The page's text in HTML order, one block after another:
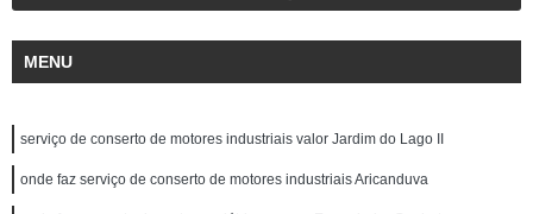
MENU
serviço de conserto de motores industriais valor Jardim do Lago II
onde faz serviço de conserto de motores industriais Aricanduva